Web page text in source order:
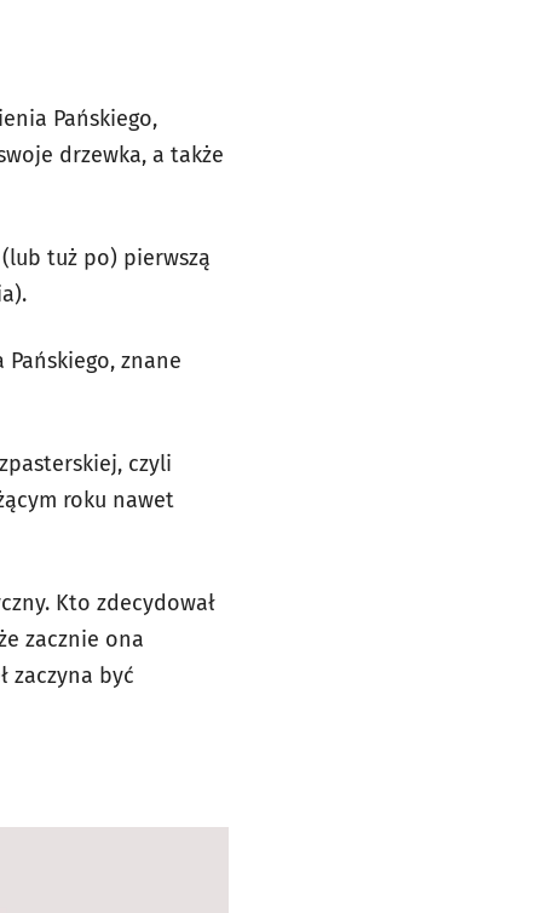
Pańskiego,
drzewka, a także
tuż po) pierwszą
znane
czyli
roku nawet
Kto zdecydował
zacznie ona
zaczyna być